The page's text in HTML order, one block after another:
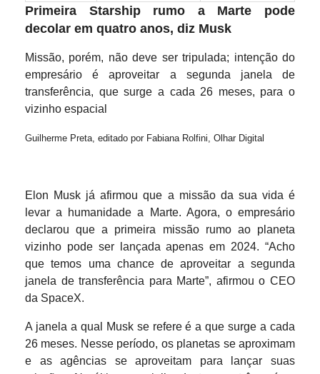
Primeira Starship rumo a Marte pode
decolar em quatro anos, diz Musk
Missão, porém, não deve ser tripulada; intenção do
empresário é aproveitar a segunda janela de
transferência, que surge a cada 26 meses, para o
vizinho espacial
Guilherme Preta, editado por Fabiana Rolfini, Olhar Digital
Elon Musk já afirmou que a missão da sua vida é
levar a humanidade a Marte. Agora, o empresário
declarou que a primeira missão rumo ao planeta
vizinho pode ser lançada apenas em 2024. “Acho
que temos uma chance de aproveitar a segunda
janela de transferência para Marte”, afirmou o CEO
da SpaceX.
A janela a qual Musk se refere é a que surge a cada
26 meses. Nesse período, os planetas se aproximam
e as agências se aproveitam para lançar suas